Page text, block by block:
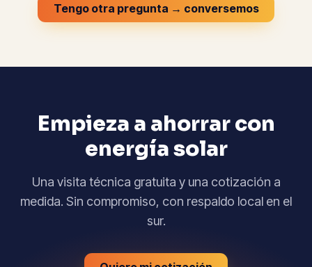
Tengo otra pregunta → conversemos
Empieza a ahorrar con
energía solar
Una visita técnica gratuita y una cotización a
medida. Sin compromiso, con respaldo local en el
sur.